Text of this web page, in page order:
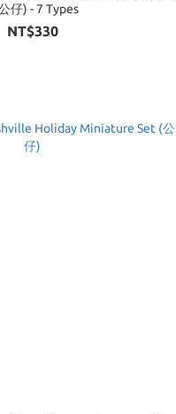
仔) - 7 Types
NT$330